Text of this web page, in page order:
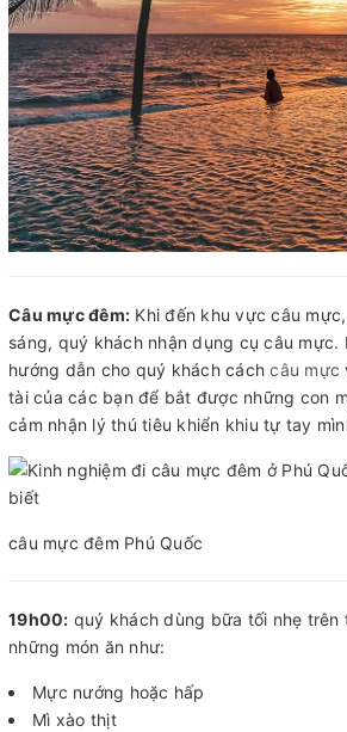
Câu mực đêm: Khi đến khu vực câu
sáng, quý khách nhận dụng cụ câu mực.
hướng dẫn cho quý khách cách câu mực
tài của các bạn để bắt được những con
cảm nhận lý thú tiêu khiển khiu tự tay
câu mực đêm Phú Quốc
19h00: quý khách dùng bữa tối nhẹ trên
những món ăn như:
Mực nướng hoặc hấp
Mì xào thịt